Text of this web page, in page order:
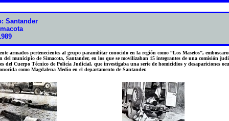
Santander
armados pertenecientes al grupo paramilitar conocido en la región como “Los Masetos”,
del municipio de Simacota, Santander, en los que se movilizaban 15 integrantes de una comisión
del Cuerpo Técnico de Policía Judicial, que investigaba una serie de homicidios y desapariciones
como Magdalena Medio en el departamento de Santander.